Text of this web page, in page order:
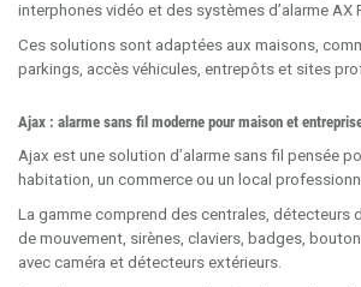
interphones vidéo et des systèmes d’alarme AX
Ces solutions sont adaptées aux maisons,
parkings, accès véhicules, entrepôts et sites
Ajax : alarme sans fil moderne pour maison et
Ajax est une solution d’alarme sans fil pensée
habitation, un commerce ou un local
La gamme comprend des centrales, détecteurs
de mouvement, sirènes, claviers, badges,
avec caméra et détecteurs extérieurs.